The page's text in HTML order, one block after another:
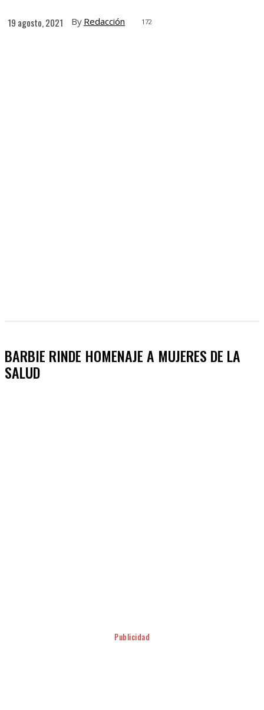
19 agosto, 2021 By Redacción 172
BARBIE RINDE HOMENAJE A MUJERES DE LA
SALUD
Publicidad